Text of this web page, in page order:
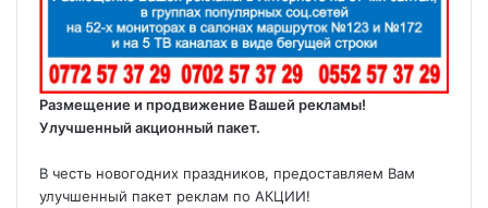
Размещение и продвижение Вашей рекламы!
Улучшенный акционный пакет.
В честь новогодних праздников, предоставляем Вам
улучшенный пакет реклам по АКЦИИ!